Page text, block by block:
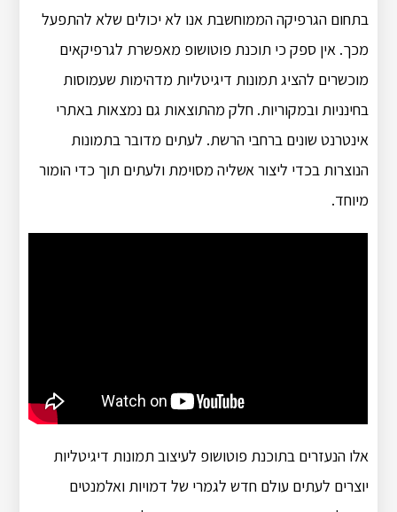
בתחום הגרפיקה הממוחשבת אנו לא יכולים שלא להתפעל
מכך. אין ספק כי תוכנת פוטושופ מאפשרת לגרפיקאים
מוכשרים להציג תמונות דיגיטליות מדהימות שעמוסות
בחינניות ובמקוריות. חלק מהתוצאות גם נמצאות באתרי
אינטרנט שונים ברחבי הרשת. לעתים מדובר בתמונות
הנוצרות בכדי ליצור אשליה מסוימת ולעתים תוך כדי הומור
מיוחד.
אלו הנעזרים בתוכנת פוטושופ לעיצוב תמונות דיגיטליות
יוצרים לעתים עולם חדש לגמרי של דמויות ואלמנטים